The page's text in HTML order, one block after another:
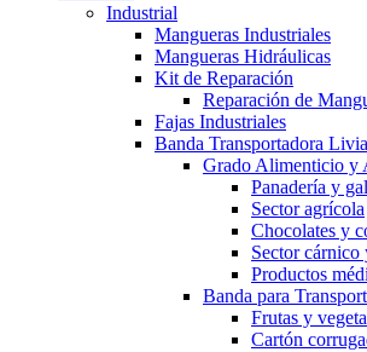
Industrial
Mangueras Industriales
Mangueras Hidráulicas
Kit de Reparación
Reparación de
Fajas Industriales
Banda Transportadora
Grado Alimenticio y
Panadería y
Sector agrícola
Chocolates y
Sector cárnico
Productos
Banda para
Frutas y
Cartón